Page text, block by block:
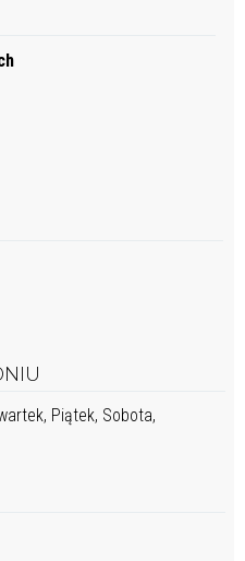
Piątek, Sobota,